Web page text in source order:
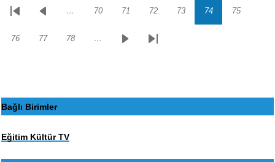
Sayfalama
İlk
Önceki… Sayfa
70 Sayfa
71 Sayfa
72 Sayfa
73 Sayfa
74 Sayfa
75
Sayfa
76 Sayfa
77 Sayfa
78 …
SonrakiSon
Bağlı Birimler
Eğitim Kültür TV